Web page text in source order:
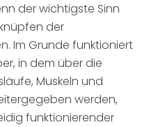
der wichtigste Sinn
der
Im Grunde funktioniert
in dem über die
Muskeln und
werden,
funktionierender